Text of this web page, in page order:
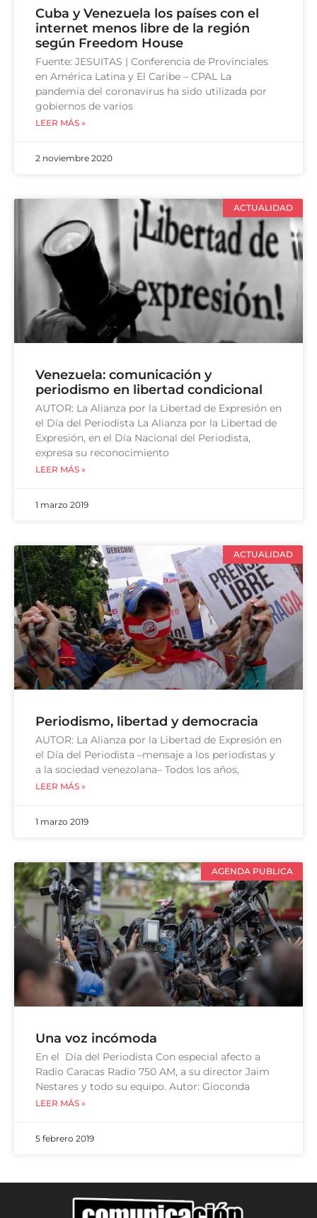
Cuba y Venezuela los países con el
internet menos libre de la región
según Freedom House
Fuente: JESUITAS | Conferencia de Provinciales
en América Latina y El Caribe – CPAL La
pandemia del coronavirus ha sido utilizada por
gobiernos de varios
LEER MÁS »
2 noviembre 2020
ACTUALIDAD
Venezuela: comunicación y
periodismo en libertad condicional
AUTOR: La Alianza por la Libertad de Expresión en
el Día del Periodista La Alianza por la Libertad de
Expresión, en el Día Nacional del Periodista,
expresa su reconocimiento
LEER MÁS »
1 marzo 2019
ACTUALIDAD
Periodismo, libertad y democracia
AUTOR: La Alianza por la Libertad de Expresión en
el Día del Periodista –mensaje a los periodistas y
a la sociedad venezolana– Todos los años,
LEER MÁS »
1 marzo 2019
AGENDA PUBLICA
Una voz incómoda
En el Día del Periodista Con especial afecto a
Radio Caracas Radio 750 AM, a su director Jaim
Nestares y todo su equipo. Autor: Gioconda
LEER MÁS »
5 febrero 2019